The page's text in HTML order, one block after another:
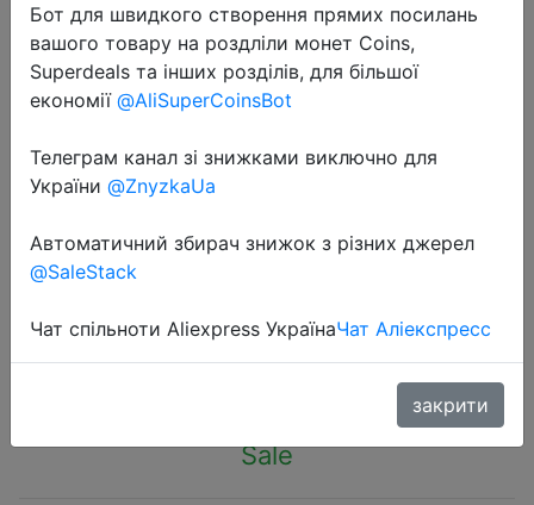
Essager Portable Desktop Holder
Foldable Mini Moblie Phone Stand
For iphone 13 Pro Max iPad Xiaomi
Desk Bracket Portable Stand
$2.21
Sale
Бот для швидкого створення прямих посилань
вашого товару на роздліли монет Coins,
Superdeals та інших розділів, для більшої
економії @AliSuperCoinsBot
Телеграм канал зі знижками виключно для
України @ZnyzkaUa
Автоматичний збирач знижок з різних джерел
@SaleStack
Чат спільноти Aliexpress УкраїнаЧат Аліекспресс
закрити